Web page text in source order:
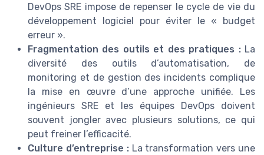
DevOps SRE impose de repenser le cycle de vie du
développement logiciel pour éviter le « budget
erreur ».
Fragmentation des outils et des pratiques :La
diversité des outils d’automatisation, de
monitoring et de gestion des incidents complique
la mise en œuvre d’une approche unifiée. Les
ingénieurs SRE et les équipes DevOps doivent
souvent jongler avec plusieurs solutions, ce qui
peut freiner l’efficacité.
Culture d’entreprise :La transformation vers une